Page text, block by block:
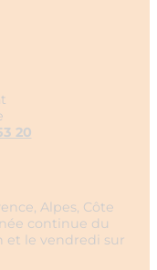
20
Alpes, Côte
continue du
et le vendredi sur